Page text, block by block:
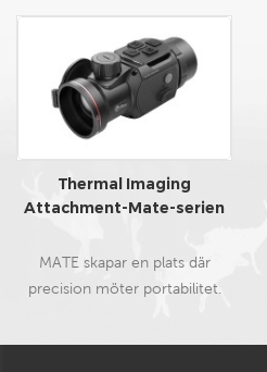
Thermal Imaging
Attachment-Mate-serien
MATE skapar en plats där
precision möter portabilitet.